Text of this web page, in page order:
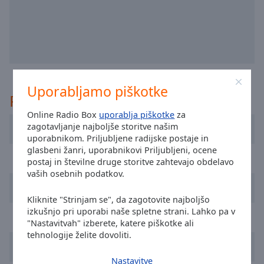
Uporabljamo piškotke
Online Radio Box uporablja piškotke za
zagotavljanje najboljše storitve našim
uporabnikom. Priljubljene radijske postaje in
glasbeni žanri, uporabnikovi Priljubljeni, ocene
postaj in številne druge storitve zahtevajo obdelavo
vaših osebnih podatkov.
Kliknite "Strinjam se", da zagotovite najboljšo
izkušnjo pri uporabi naše spletne strani. Lahko pa v
"Nastavitvah" izberete, katere piškotke ali
tehnologije želite dovoliti.
Nastavitve
Fullscreen
This
modal
window.
window.
Escape
Priporočeno
Radio Vidigueira
RFM
Radio Universitaria do Minho